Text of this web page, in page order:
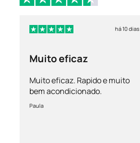
há 10 dias
Muito eficaz
Muito eficaz. Rapido e muito
bem acondicionado.
Paula